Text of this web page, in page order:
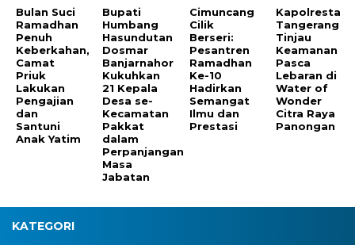
Bulan Suci
Ramadhan
Penuh
Keberkahan,
Camat
Priuk
Lakukan
Pengajian
dan
Santuni
Anak Yatim
Bupati
Humbang
Hasundutan
Dosmar
Banjarnahor
Kukuhkan
21 Kepala
Desa se-
Kecamatan
Pakkat
dalam
Perpanjangan
Masa
Jabatan
Cimuncang
Cilik
Berseri:
Pesantren
Ramadhan
Ke-10
Hadirkan
Semangat
Ilmu dan
Prestasi
Kapolresta
Tangerang
Tinjau
Keamanan
Pasca
Lebaran di
Water of
Wonder
Citra Raya
Panongan
KATEGORI